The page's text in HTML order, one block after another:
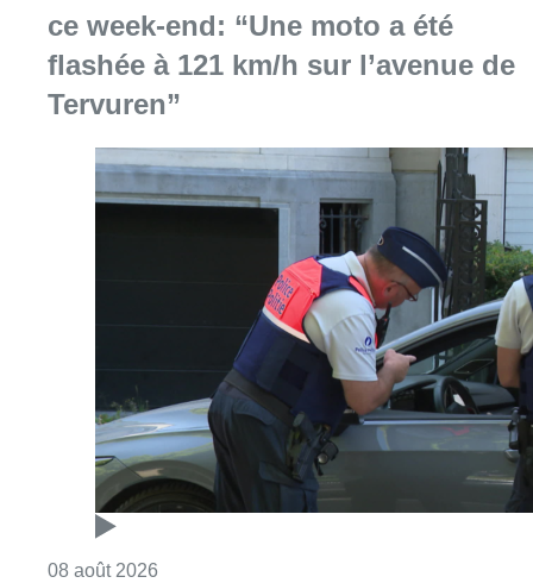
ce week-end: “Une moto a été
flashée à 121 km/h sur l’avenue de
Tervuren”
08 août 2026